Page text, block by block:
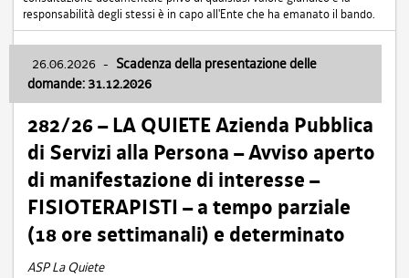
responsabilità degli stessi è in capo all'Ente che ha emanato il bando.
26.06.2026 - Scadenza della presentazione delle
domande: 31.12.2026
282/26 – LA QUIETE Azienda Pubblica
di Servizi alla Persona – Avviso aperto
di manifestazione di interesse –
FISIOTERAPISTI – a tempo parziale
(18 ore settimanali) e determinato
ASP La Quiete